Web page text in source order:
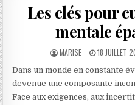
Les clés pour
mentale
AUTHOR:
MARISE PUBLISHED
18 JUILLET
Dans un monde en constante
devenue une composante
Face aux exigences, aux